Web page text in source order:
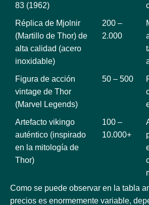
83 (1962)
Réplica de Mjolnir
(Martillo de Thor) de
alta calidad (acero
inoxidable)
200 –
2.000
Figura de acción
vintage de Thor
(Marvel Legends)
50 – 500
Artefacto vikingo
auténtico (inspirado
en la mitología de
Thor)
100 –
10.000+
Como se puede observar en la tabla
precios es enormemente variable,